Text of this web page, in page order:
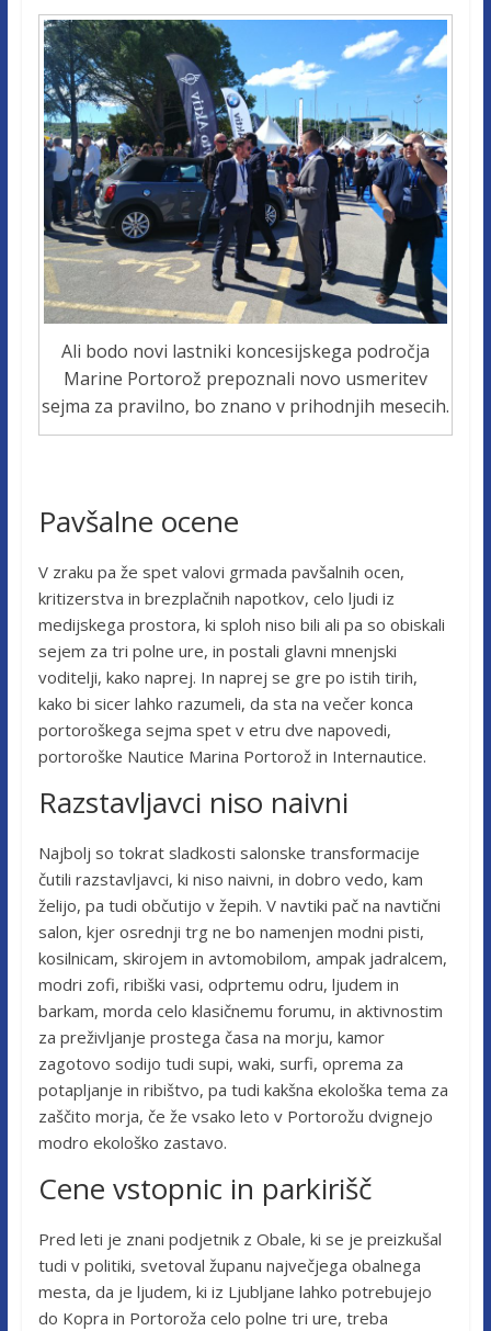
Ali bodo novi lastniki koncesijskega področja
Marine Portorož prepoznali novo usmeritev
sejma za pravilno, bo znano v prihodnjih mesecih.
Pavšalne ocene
V zraku pa že spet valovi grmada pavšalnih ocen,
kritizerstva in brezplačnih napotkov, celo ljudi iz
medijskega prostora, ki sploh niso bili ali pa so obiskali
sejem za tri polne ure, in postali glavni mnenjski
voditelji, kako naprej. In naprej se gre po istih tirih,
kako bi sicer lahko razumeli, da sta na večer konca
portoroškega sejma spet v etru dve napovedi,
portoroške Nautice Marina Portorož in Internautice.
Razstavljavci niso naivni
Najbolj so tokrat sladkosti salonske transformacije
čutili razstavljavci, ki niso naivni, in dobro vedo, kam
želijo, pa tudi občutijo v žepih. V navtiki pač na navtični
salon, kjer osrednji trg ne bo namenjen modni pisti,
kosilnicam, skirojem in avtomobilom, ampak jadralcem,
modri zofi, ribiški vasi, odprtemu odru, ljudem in
barkam, morda celo klasičnemu forumu, in aktivnostim
za preživljanje prostega časa na morju, kamor
zagotovo sodijo tudi supi, waki, surfi, oprema za
potapljanje in ribištvo, pa tudi kakšna ekološka tema za
zaščito morja, če že vsako leto v Portorožu dvignejo
modro ekološko zastavo.
Cene vstopnic in parkirišč
Pred leti je znani podjetnik z Obale, ki se je preizkušal
tudi v politiki, svetoval županu največjega obalnega
mesta, da je ljudem, ki iz Ljubljane lahko potrebujejo
do Kopra in Portoroža celo polne tri ure, treba